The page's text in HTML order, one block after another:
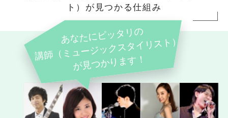
ト）が見つかる仕組み